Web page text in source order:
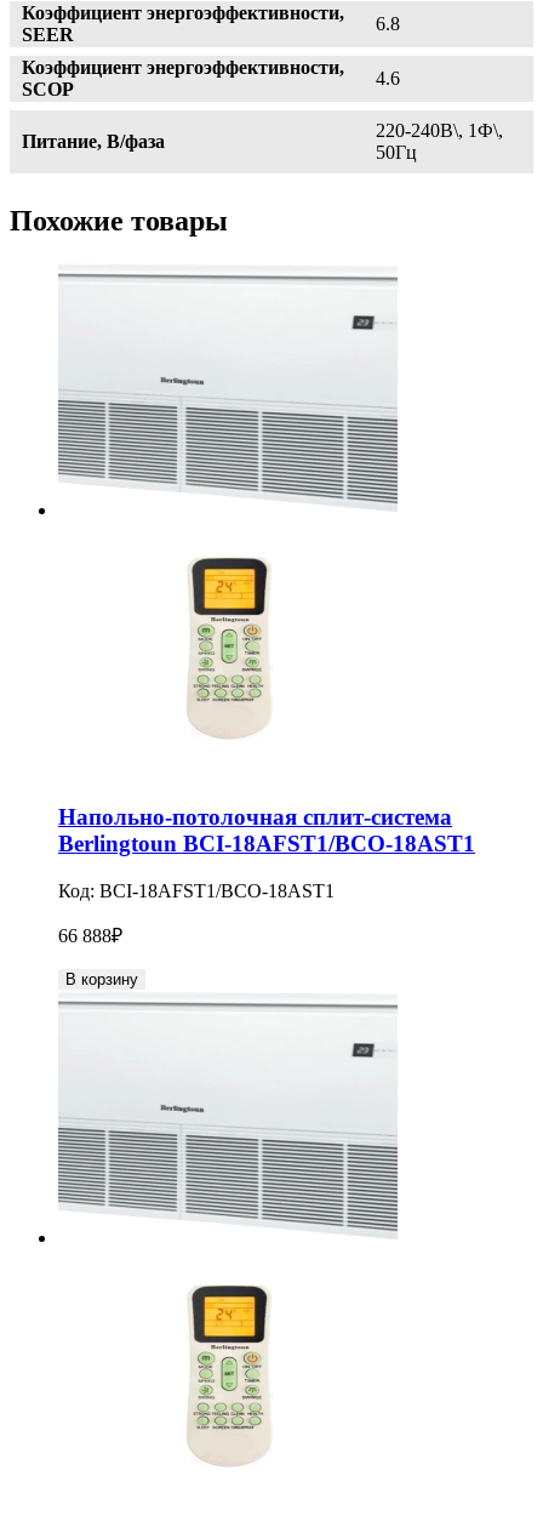
Коэффициент энергоэффективности,
SEER
6.8
Коэффициент энергоэффективности,
SCOP
4.6
Питание, В/фаза
220-240В\, 1Ф\,
50Гц
Похожие товары
Напольно-потолочная сплит-система
Berlingtoun BCI-18AFST1/BCO-18AST1
Код: BCI-18AFST1/BCO-18AST1
66 888₽
В корзину